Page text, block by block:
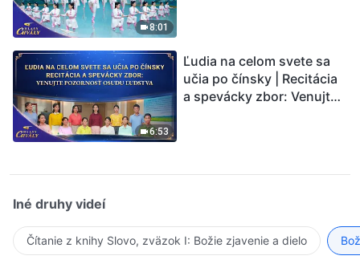
8:01
6:53
Ľudia na celom svete sa
učia po čínsky | Recitácia
a spevácky zbor: Venujte
Iné druhy videí
Čítanie z knihy Slovo, zväzok I: Božie zjavenie a dielo